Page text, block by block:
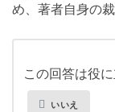
め、著者自身の
この回答は役
いいえ